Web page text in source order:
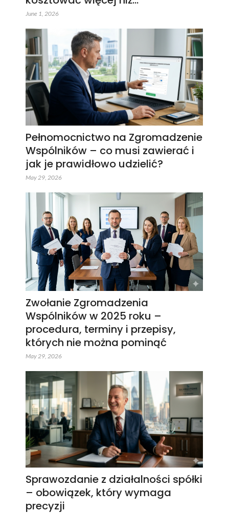
June 1, 2026
Pełnomocnictwo na Zgromadzenie
Wspólników – co musi zawierać i
jak je prawidłowo udzielić?
May 29, 2026
Zwołanie Zgromadzenia
Wspólników w 2025 roku –
procedura, terminy i przepisy,
których nie można pominąć
May 29, 2026
Sprawozdanie z działalności spółki
– obowiązek, który wymaga
precyzji